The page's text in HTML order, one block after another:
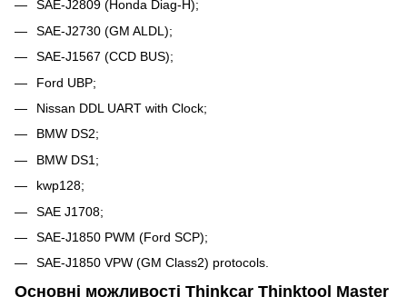
SAE-J2809 (Honda Diag-H);
SAE-J2730 (GM ALDL);
SAE-J1567 (CCD BUS);
Ford UBP;
Nissan DDL UART with Clock;
BMW DS2;
BMW DS1;
kwp128;
SAE J1708;
SAE-J1850 PWM (Ford SCP);
SAE-J1850 VPW (GM Class2) protocols.
Основні можливості Thinkcar Thinktool Master